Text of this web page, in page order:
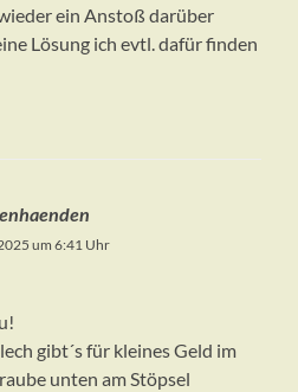
ein Anstoß darüber
Lösung ich evtl. dafür finden
um 6:41 Uhr
gibt´s für kleines Geld im
unten am Stöpsel